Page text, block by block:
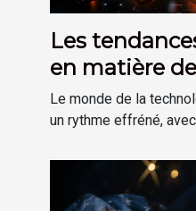
Les
en matière
financière
Le monde de la
un rythme effréné,